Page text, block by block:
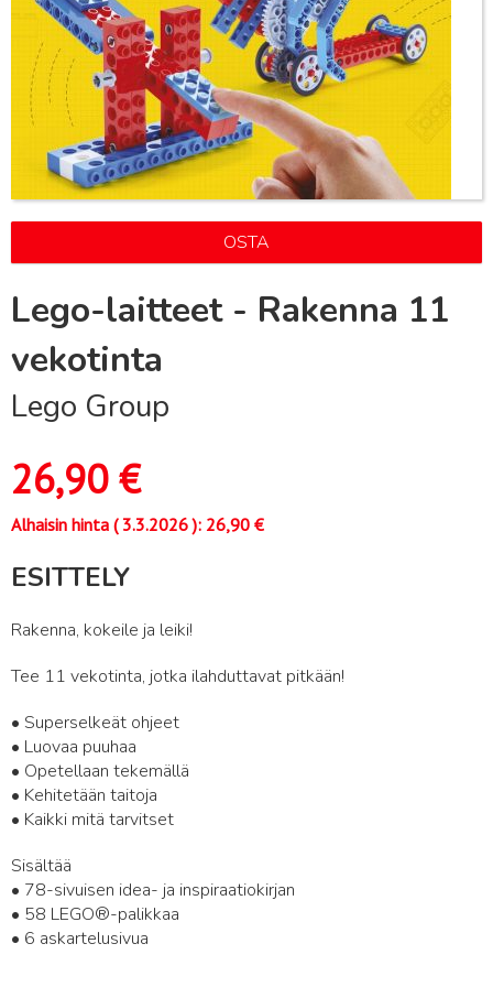
OSTA
Lego-laitteet - Rakenna 11
vekotinta
Lego Group
26,90€
Alhaisin hinta (3.3.2026): 26,90 €
ESITTELY
Rakenna, kokeile ja leiki!
Tee 11 vekotinta, jotka ilahduttavat pitkään!
• Superselkeät ohjeet
• Luovaa puuhaa
• Opetellaan tekemällä
• Kehitetään taitoja
• Kaikki mitä tarvitset
Sisältää
• 78-sivuisen idea- ja inspiraatiokirjan
• 58 LEGO®-palikkaa
• 6 askartelusivua